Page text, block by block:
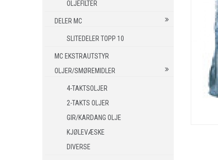
OLJEFILTER
DELER MC
SLITEDELER TOPP 10
MC EKSTRAUTSTYR
OLJER/SMØREMIDLER
4-TAKTSOLJER
2-TAKTS OLJER
GIR/KARDANG OLJE
KJØLEVÆSKE
DIVERSE